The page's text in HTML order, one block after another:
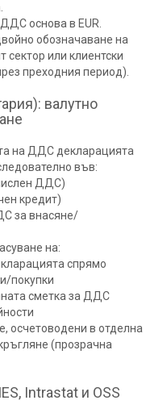
основа в EUR.
обозначаване на
или клиентски
преходния период).
валутно
на ДДС декларацията
във:
ДДС)
кредит)
за внасяне/
на:
спрямо
покупки
сметка за ДДС
осчетоводени в отделна
(прозрачна
Intrastat и OSS